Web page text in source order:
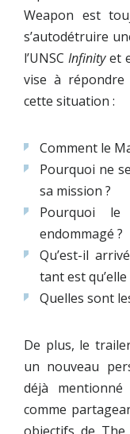
Weapon est
s’autodétruire
l’UNSC Infinityet
vise à
cette situation :
Comment le
Pourquoi ne
sa mission ?
Pourquoi
endommagé ?
Qu’est-il
tant est
Quelles sont
De plus, le
un nouveau
déjà
comme